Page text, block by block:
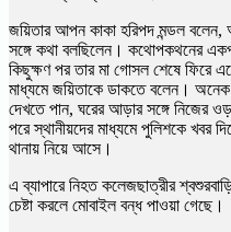
জয়িতার আপন কাকা হরিপদ মন্ডল বলেন,
সঙ্গে কথা বলছিলেন। কথোপকথনের
কিছুক্ষণ পর তার মা গোসল শেষে ফিরে
মাধ্যমে জয়িতাকে ডাকতে বলেন। অনেক
দেখতে পান, ঘরের আড়ার সঙ্গে নিজের
পরে স্থানীয়দের মাধ্যমে পুলিশকে খবর
থানায় নিয়ে আসে।
এ ব্যাপারে নিহত কলেজছাত্রীর
চেষ্টা করলে মোবাইল বন্ধ পাওয়া গেছে।